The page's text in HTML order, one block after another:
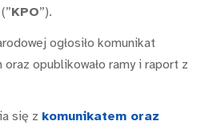
KPO”).
ogłosiło komunikat
opublikowało ramy i raport z
się z komunikatem oraz